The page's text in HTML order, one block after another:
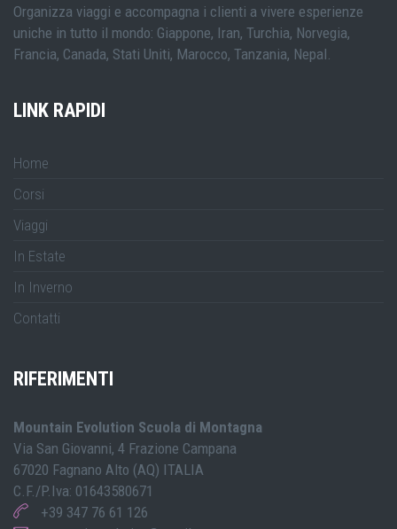
Organizza viaggi e accompagna i clienti a vivere esperienze
uniche in tutto il mondo: Giappone, Iran, Turchia, Norvegia,
Francia, Canada, Stati Uniti, Marocco, Tanzania, Nepal.
LINK RAPIDI
Home
Corsi
Viaggi
In Estate
In Inverno
Contatti
RIFERIMENTI
Mountain Evolution Scuola di Montagna
Via San Giovanni, 4 Frazione Campana
67020 Fagnano Alto (AQ) ITALIA
C.F./P.Iva: 01643580671
+39 347 76 61 126